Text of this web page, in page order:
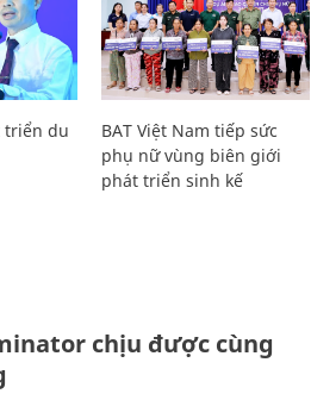
triển du
BAT Việt Nam tiếp sức
phụ nữ vùng biên giới
phát triển sinh kế
chịu được cùng